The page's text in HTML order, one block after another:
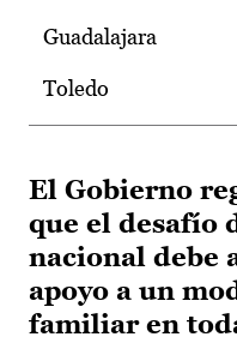
Guadalajara
Toledo
El Gobierno
que el desafío
nacional debe
apoyo a un
familiar en